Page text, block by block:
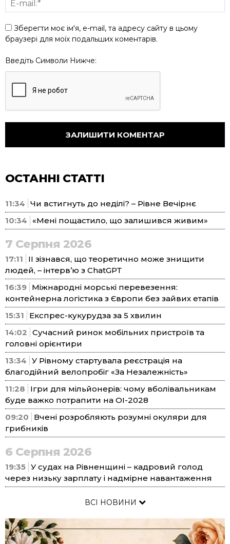
Зберегти моє ім'я, e-mail, та адресу сайту в цьому
браузері для моїх подальших коментарів.
Введіть Символи Нижче:
ОСТАННІ СТАТТІ
11:34 Чи встигнуть до неділі? – Рівне Вечірнє
10:34
«Мені пощастило, що залишився живим»
7 Серпня 2026
17:11
ІІ зізнався, що теоретично може знищити
людей, – інтерв’ю з ChatGPT
16:39 Міжнародні морські перевезення:
контейнерна логістика з Європи без зайвих етапів
15:31
Експрес-кукурудза за 5 хвилин
14:02 Сучасний ринок мобільних пристроїв та
головні орієнтири
13:34 У Рівному стартувала реєстрація на
благодійний велопробіг «За Незалежність»
11:28
Ігри для мільйонерів: чому вболівальникам
буде важко потрапити на ОІ-2028
09:20
Вчені розробляють розумні окуляри для
грибників
6 Серпня 2026
19:35 У судах на Рівненщині – кадровий голод
через низьку зарплату і надмірне навантаження
ВСІ НОВИНИ